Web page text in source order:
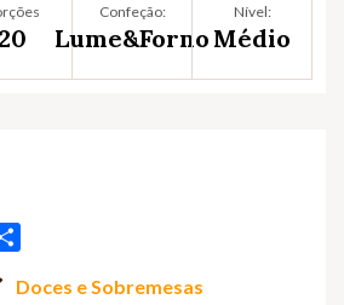
20
Confeção:
Lume&Forno
Nível:
Médio
Doces e Sobremesas